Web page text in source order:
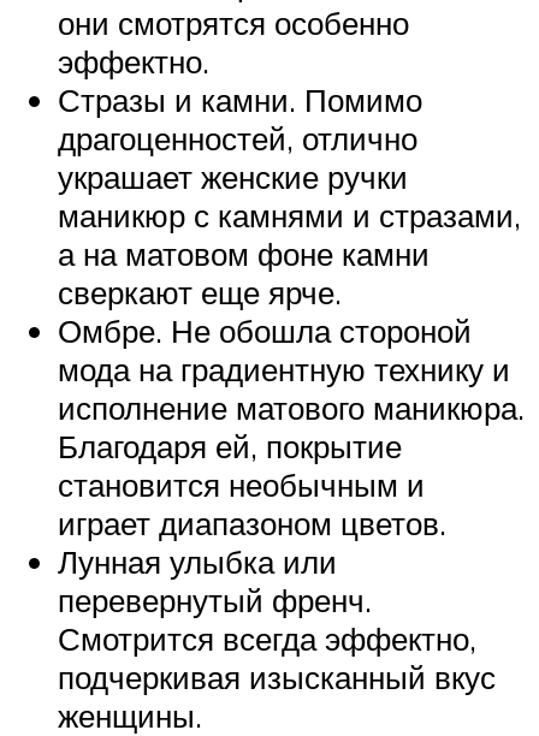
они смотрятся особенно
эффектно.
Стразы и камни. Помимо
драгоценностей, отлично
украшает женские ручки
маникюр с камнями и стразами,
а на матовом фоне камни
сверкают еще ярче.
Омбре. Не обошла стороной
мода на градиентную технику и
исполнение матового маникюра.
Благодаря ей, покрытие
становится необычным и
играет диапазоном цветов.
Лунная улыбка или
перевернутый френч.
Смотрится всегда эффектно,
подчеркивая изысканный вкус
женщины.